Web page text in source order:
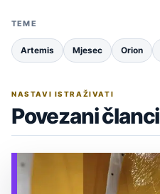
TEME
Artemis Mjesec Orion
NASTAVI ISTRAŽIVATI
Povezani članci